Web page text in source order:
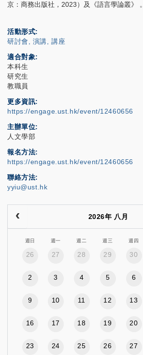
京：商務出版社，2023）及《語言學論叢》 。
活動形式
研討會, 演講, 講座
適合對象
本科生
研究生
教職員
更多資訊
https://engage.ust.hk/event/12460656
主辦單位
人文學部
報名方法
https://engage.ust.hk/event/12460656
聯絡方法
yyiu@ust.hk
2026年 八月
週日 週一 週二 週三 週四
26 27 28 29 30
2 3 4 5 6
9 10 11 12 13
16 17 18 19 20
23 24 25 26 27